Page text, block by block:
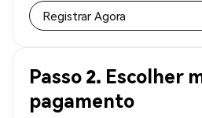
Registrar Agora
Passo 2. Escolher
pagamento